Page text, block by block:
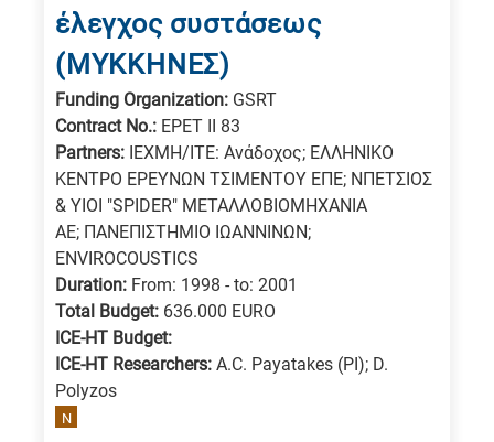
έλεγχος συστάσεως
(ΜΥΚΚΗΝΕΣ)
Funding Organization: GSRT
Contract No.: EPET II 83
Partners: ΙΕΧΜΗ/ΙΤΕ: Ανάδοχος; ΕΛΛΗΝΙΚΟ
ΚΕΝΤΡΟ ΕΡΕΥΝΩΝ ΤΣΙΜΕΝΤΟΥ ΕΠΕ; ΝΠΕΤΣΙΟΣ
& ΥΙΟΙ "SPIDER" ΜΕΤΑΛΛΟΒΙΟΜΗΧΑΝΙΑ
ΑΕ; ΠΑΝΕΠΙΣΤΗΜΙΟ ΙΩΑΝΝΙΝΩΝ;
ENVIROCOUSTICS
Duration: From: 1998 - to: 2001
Total Budget: 636.000 EURO
ICE-HT Budget:
ICE-HT Researchers: A.C. Payatakes (PI); D.
Polyzos
N